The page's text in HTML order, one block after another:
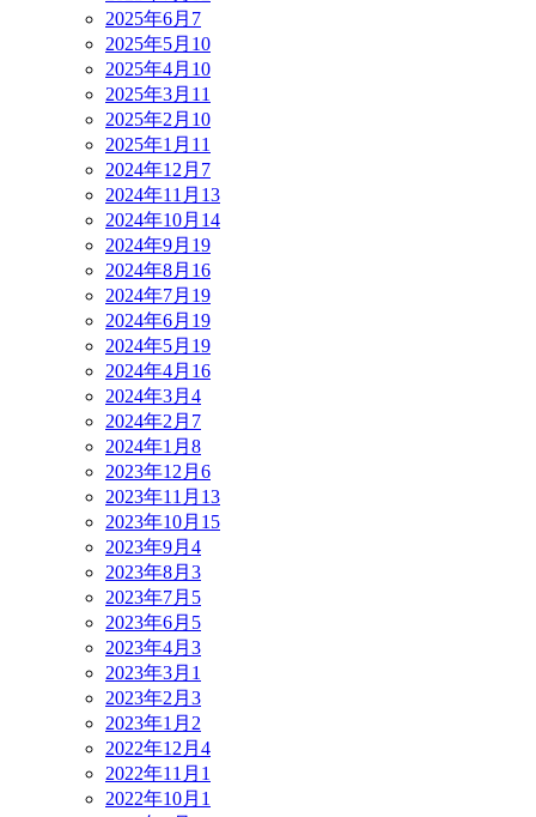
2025年6月 7
2025年5月 10
2025年4月 10
2025年3月 11
2025年2月 10
2025年1月 11
2024年12月 7
2024年11月 13
2024年10月 14
2024年9月 19
2024年8月 16
2024年7月 19
2024年6月 19
2024年5月 19
2024年4月 16
2024年3月 4
2024年2月 7
2024年1月 8
2023年12月 6
2023年11月 13
2023年10月 15
2023年9月 4
2023年8月 3
2023年7月 5
2023年6月 5
2023年4月 3
2023年3月 1
2023年2月 3
2023年1月 2
2022年12月 4
2022年11月 1
2022年10月 1